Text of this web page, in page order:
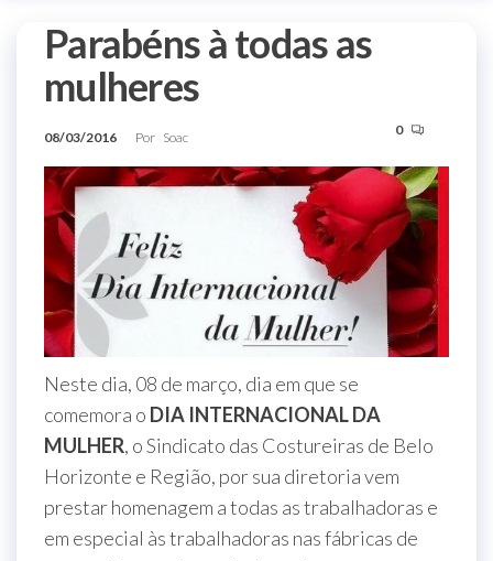
Parabéns à todas as
mulheres
08/03/2016 Por Soac 0
Neste dia, 08 de março, dia em que se
comemora o DIA INTERNACIONAL DA
MULHER, o Sindicato das Costureiras de Belo
Horizonte e Região, por sua diretoria vem
prestar homenagem a todas as trabalhadoras e
em especial às trabalhadoras nas fábricas de